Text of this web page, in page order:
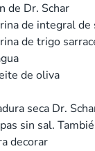
de Dr. Schar
de integral de
de trigo
de oliva
seca Dr.
sin sal.
decorar